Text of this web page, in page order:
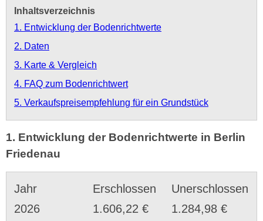
Inhaltsverzeichnis
1. Entwicklung der Bodenrichtwerte
2. Daten
3. Karte & Vergleich
4. FAQ zum Bodenrichtwert
5. Verkaufspreisempfehlung für ein Grundstück
1. Entwicklung der Bodenrichtwerte in Berlin
Friedenau
Jahr Erschlossen
Unerschlossen
2026
1.606,22 €
1.284,98 €